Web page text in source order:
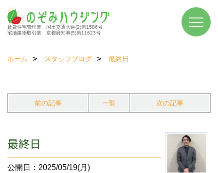
賃貸住宅管理業 国土交通大臣(2)第1586号
宅地建物取引業 京都府知事(5)第11623号
ホーム スタッフブログ 最終日
前の記事 一覧 次の記事
最終日
公開日：2025/05/19(月)